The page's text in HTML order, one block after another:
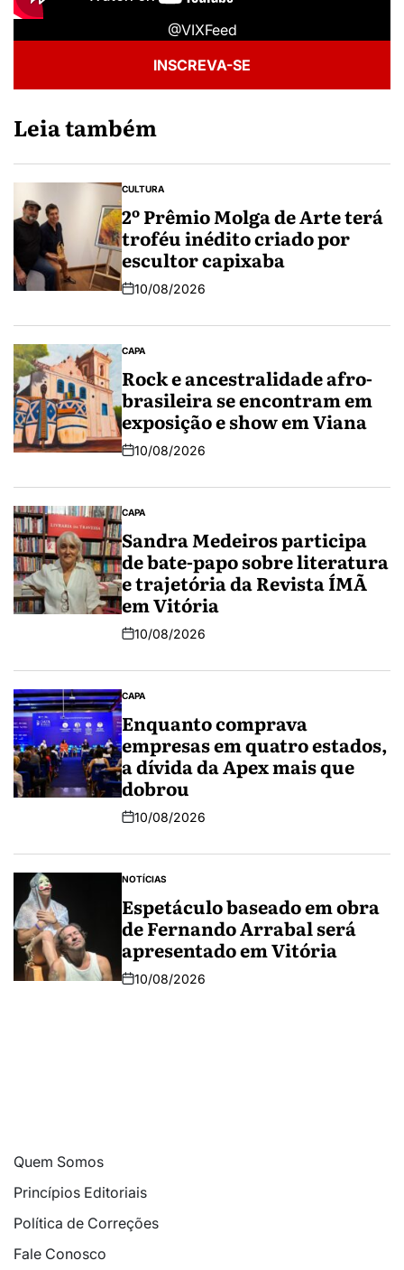
@VIXFeed
INSCREVA-SE
Leia também
CULTURA
2º Prêmio Molga de Arte terá
troféu inédito criado por
escultor capixaba
10/08/2026
CAPA
Rock e ancestralidade afro-
brasileira se encontram em
exposição e show em Viana
10/08/2026
CAPA
Sandra Medeiros participa
de bate-papo sobre literatura
e trajetória da Revista ÍMÃ
em Vitória
10/08/2026
CAPA
Enquanto comprava
empresas em quatro estados,
a dívida da Apex mais que
dobrou
10/08/2026
NOTÍCIAS
Espetáculo baseado em obra
de Fernando Arrabal será
apresentado em Vitória
10/08/2026
Quem Somos
Princípios Editoriais
Política de Correções
Fale Conosco